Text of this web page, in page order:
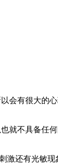
会有很大的
就不具备任
激还有光敏